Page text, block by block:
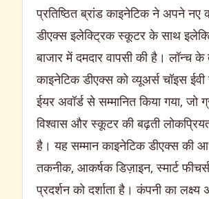
प्रतिष्ठित ब्रांड काइनेटिक ने अपने नए
डीएक्स इलेक्ट्रिक स्कूटर के साथ
बाजार में दमदार वापसी की है। लॉन्च के
काइनेटिक डीएक्स को व्यूअर्स चॉइस
ईयर अवॉर्ड से सम्मानित किया गया, जो
विश्वास और स्कूटर की बढ़ती
है। यह सम्मान काइनेटिक डीएक्स की
तकनीक, आकर्षक डिज़ाइन, स्मार्ट
प्रदर्शन को दर्शाता है। कंपनी का